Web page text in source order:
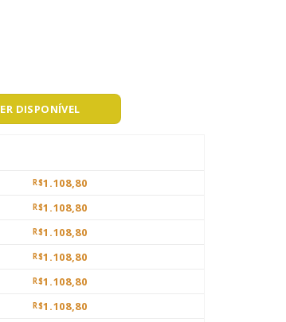
DISPONÍVEL
R$1.108,80
R$1.108,80
R$1.108,80
R$1.108,80
R$1.108,80
R$1.108,80